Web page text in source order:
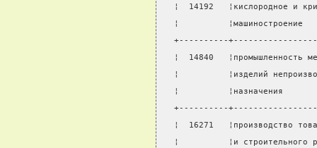
¦  14192
¦
+----------
¦  14840
¦          ¦изделий
¦
+----------
¦  16271
¦          ¦и